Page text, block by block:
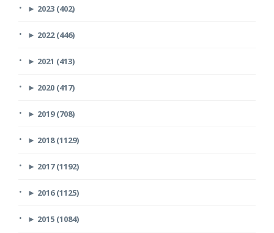
► 2023 (402)
► 2022 (446)
► 2021 (413)
► 2020 (417)
► 2019 (708)
► 2018 (1129)
► 2017 (1192)
► 2016 (1125)
► 2015 (1084)